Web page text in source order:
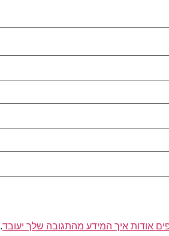
אודות איך המידע מהתגובה שלך יעובד.